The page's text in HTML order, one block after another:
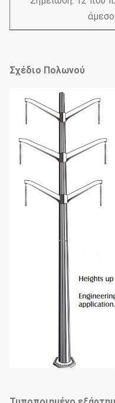
Σχέδιο Πολωνού